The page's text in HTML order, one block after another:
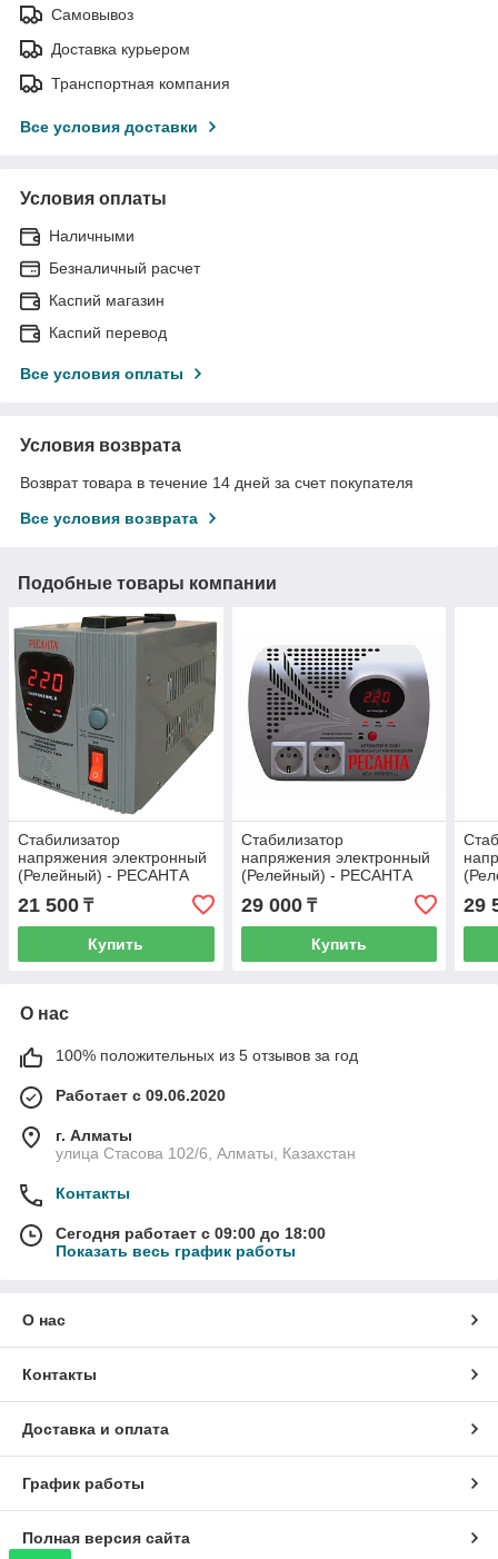
Самовывоз
Доставка курьером
Транспортная компания
Все условия доставки
Условия оплаты
Наличными
Безналичный расчет
Каспий магазин
Каспий перевод
Все условия оплаты
Условия возврата
Возврат товара в течение 14 дней за счет покупателя
Все условия возврата
Подобные товары компании
Стабилизатор
напряжения электронный
(Релейный) - РЕСАНТА
ACH-1000/1-Ц-1 кВт
21 500 ₸
Купить
Стабилизатор
напряжения электронный
(Релейный) - РЕСАНТА
ACH-1000Н2/1-Ц - 1 кВт-
Настенный
29 000₸
Купить
29
О нас
100% положительных из 5 отзывов за год
Работает с 09.06.2020
г. Алматы
улица Стасова 102/6, Алматы, Казахстан
Контакты
Сегодня работает с 09:00 до 18:00
Показать весь график работы
О нас
Контакты
Доставка и оплата
График работы
Полная версия сайта